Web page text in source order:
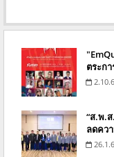
ตระกา
“ส.พ.
ลดคว